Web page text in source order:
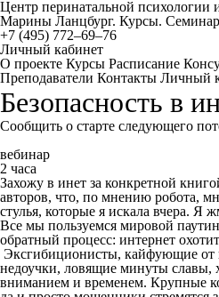
Центр перинатальной психологии
Марины Ланцбург. Курсы.
+7 (495) 772–69–76
Личный кабинет
О проекте Курсы Расписание
Преподаватели Контакты Личный
Безопасность в
Сообщить о старте следующего
вебинар
2 часа
Захожу в инет за конкретной
авторов, что, по мнению робота,
стулья, которые я искала вчера. Я
Все мы пользуемся мировой
обратный процесс: интернет
Эксгибиционисты, кайфующие от
недоучки, ловящие минуты славы,
вниманием и временем. Крупные